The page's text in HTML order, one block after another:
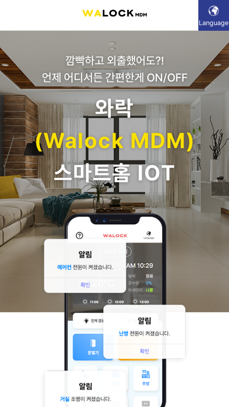
Powered
깜빡하고 외출했어도?!
언제 어디서든 간편한게 ON/OFF
와락
(Walock MDM)
스마트홈 IOT